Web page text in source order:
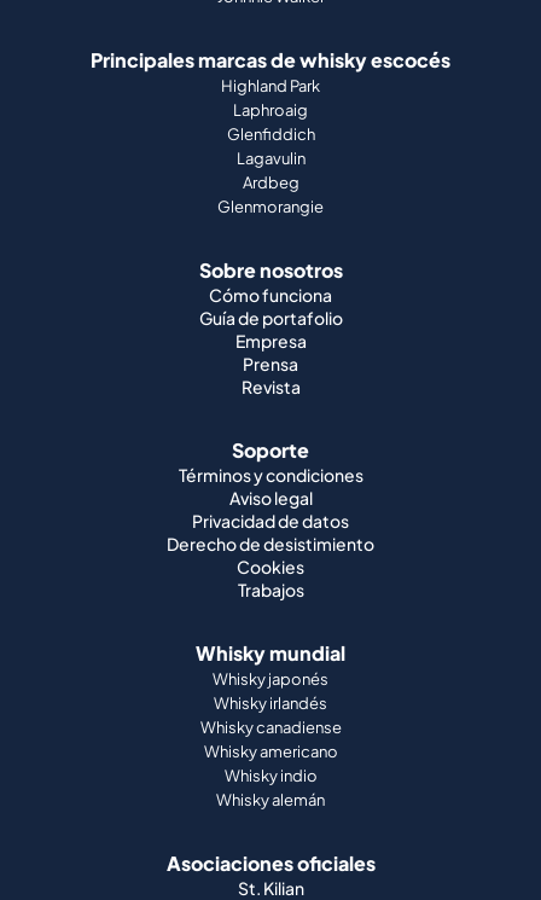
Principales marcas de whisky escocés
Highland Park
Laphroaig
Glenfiddich
Lagavulin
Ardbeg
Glenmorangie
Sobre nosotros
Cómo funciona
Guía de portafolio
Empresa
Prensa
Revista
Soporte
Términos y condiciones
Aviso legal
Privacidad de datos
Derecho de desistimiento
Cookies
Trabajos
Whisky mundial
Whisky japonés
Whisky irlandés
Whisky canadiense
Whisky americano
Whisky indio
Whisky alemán
Asociaciones oficiales
St. Kilian